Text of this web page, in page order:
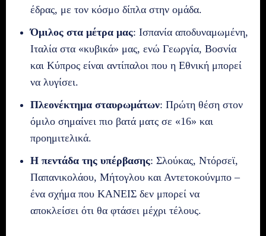
έδρας, με τον κόσμο δίπλα στην ομάδα.
Όμιλος στα μέτρα μας: Ισπανία αποδυναμωμένη,
Ιταλία στα «κυβικά» μας, ενώ Γεωργία, Βοσνία
και Κύπρος είναι αντίπαλοι που η Εθνική μπορεί
να λυγίσει.
Πλεονέκτημα σταυρωμάτων: Πρώτη θέση στον
όμιλο σημαίνει πιο βατά ματς σε «16» και
προημιτελικά.
Η πεντάδα της υπέρβασης: Σλούκας, Ντόρσεϊ,
Παπανικολάου, Μήτογλου και Αντετοκούνμπο –
ένα σχήμα που ΚΑΝΕΙΣ δεν μπορεί να
αποκλείσει ότι θα φτάσει μέχρι τέλους.